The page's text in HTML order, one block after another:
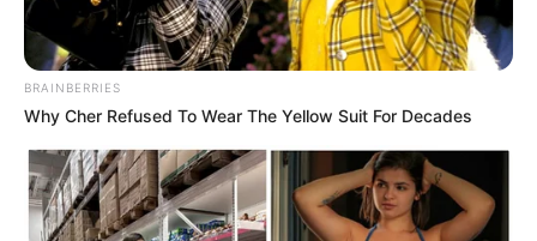
8 Kata Lucu Seputar Malam
Minggu ala Jomblo yang Bikin
Ngenes
BRAINBERRIES
Why Cher Refused To Wear The Yellow Suit For Decades